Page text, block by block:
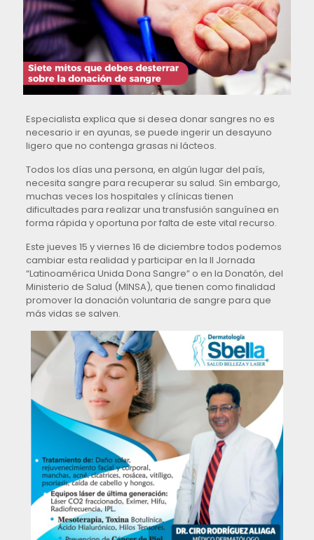
Especialista explica que si desea donar sangres no es
necesario ir en ayunas, se puede ingerir un desayuno
ligero que no contenga grasas ni lácteos.
Todos los días una persona, en algún lugar del país,
necesita sangre para recuperar su salud. Sin embargo,
muchas veces los hospitales y clínicas tienen
dificultades para realizar una transfusión sanguínea en
forma rápida y oportuna por falta de este vital recurso.
Este jueves 15 y viernes 16 de diciembre todos podemos
cambiar esta realidad y participar en la II Jornada
“Latinoamérica Unida Dona Sangre” o en la Donatón, del
Ministerio de Salud (MINSA), que tienen como finalidad
promover la donación voluntaria de sangre para que
más vidas se salven.